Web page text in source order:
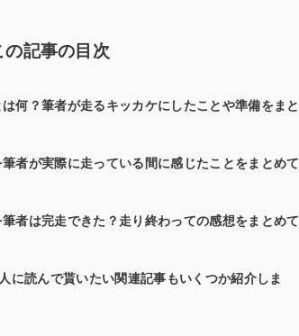
の記事の目次
何？筆者が走るキッカケにしたことや準備をまと
者が実際に走っている間に感じたことをまとめて
者は完走できた？走り終わっての感想をまとめて
に読んで貰いたい関連記事もいくつか紹介しま